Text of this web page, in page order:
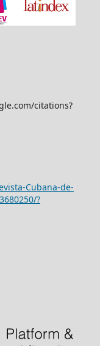
citations?
Cubana-de-
?